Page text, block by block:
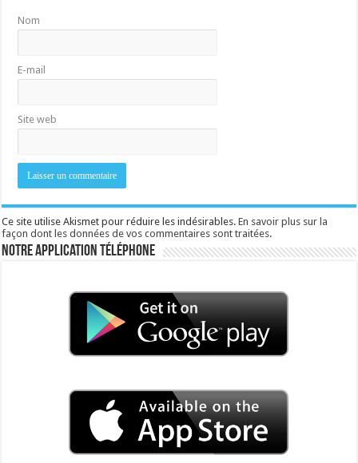
Nom
E-mail
Site web
Ce site utilise Akismet pour réduire les indésirables.En savoir plus sur la
façon dont les données de vos commentaires sont traitées.
Notre application téléphone